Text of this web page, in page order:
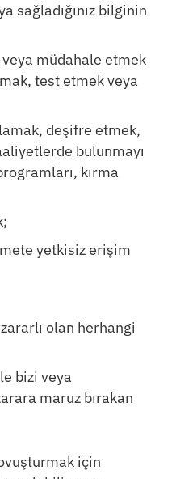
sağladığınız bilginin
müdahale etmek
test etmek veya
deşifre etmek,
bulunmayı
kırma
yetkisiz erişim
olan herhangi
bizi veya
maruz bırakan
için